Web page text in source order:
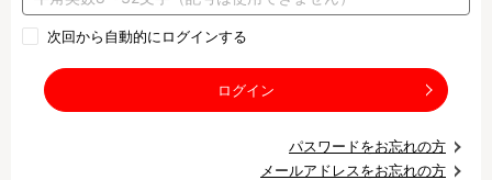
次回から自動的にログインする
ログイン
パスワードをお忘れの方
メールアドレスをお忘れの方